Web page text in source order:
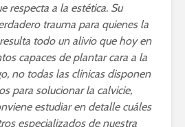
respecta a la estética. Su
trauma para quienes la
todo un alivio que hoy en
capaces de plantar cara a la
no todas las clínicas disponen
para solucionar la calvicie,
estudiar en detalle cuáles
especializados de nuestra